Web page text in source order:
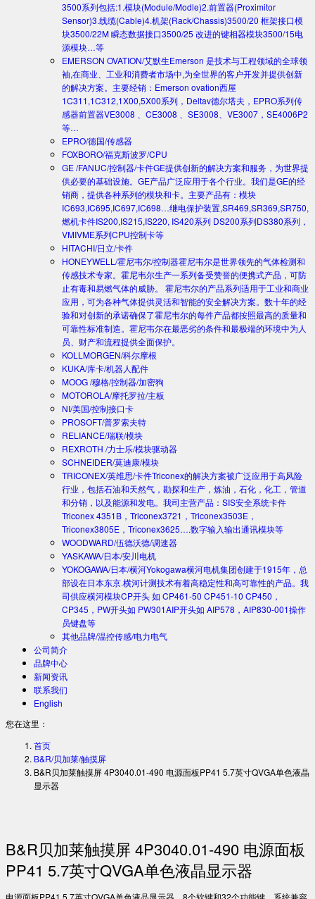
3500系列包括:1.模块(Module/Modle)2.前置器(Proximitor
Sensor)3.线缆(Cable)4.机架(Rack/Chassis)3500/20 框架接口模
块3500/22M 瞬态数据接口3500/25 改进的键相器模块3500/15电
源模块…等
EMERSON OVATION/艾默生Emerson 是技术与工程领域的全球领
袖,在商业、工业和消费者市场中,为全世界的客户开发并提供创新
的解决方案。主要经销：Emerson ovation西屋
1C311,1C312,1X00,5X00系列，Deltav德尔塔夫，EPRO系列传
感器前置器VE3008 、CE3008 、SE3008、VE3007，SE4006P2
等…
EPRO/德国/传感器
FOXBORO/福克斯波罗/CPU
GE /FANUC/控制器/卡件GE提供创新的解决方案和服务，为世界提
供必要的基础设施。GE产品广泛应用于各个行业。我们是GE的经
销商，提供各种系列的模块和卡。主要产品有：模块
IC693,IC695,IC697,IC698…继电保护装置,SR469,SR369,SR750,
燃机卡件IS200,IS215,IS220, IS420系列 DS200系列DS380系列，
VMIVME系列CPU控制卡等
HITACHI/日立/卡件
HONEYWELL/霍尼韦尔/控制器霍尼韦尔是世界领先的气体检测和
传感技术专家。霍尼韦尔生产一系列备受赞誉的便携式产品，可防
止有毒和易燃气体的威胁。 霍尼韦尔的产品系列适用于工业和商业
应用，可为各种气体提供灵活和智能的安全解决方案。数十年的经
验和对创新的承诺确保了霍尼韦尔的每件产品都按照最高的质量和
可靠性标准制造。霍尼韦尔在最恶劣的条件和最极端的环境中为人
员、财产和流程提供全面保护。
KOLLMORGEN/科尔摩根
KUKA/库卡/机器人配件
MOOG /穆格/控制器/加密狗
MOTOROLA/摩托罗拉/主板
NI/美国/控制接口卡
PROSOFT/普罗索夫特
RELIANCE/瑞联/模块
REXROTH /力士乐/模块驱动器
SCHNEIDER/莫迪康/模块
TRICONEX/英维思/卡件Triconex的解决方案被广泛应用于高风险
行业，包括石油和天然气，勘探和生产，炼油，石化，化工，管道
和分销，以及能源和发电。我司主营产品：SIS安全系统卡件
Triconex 4351B，Triconex3721，Triconex3503E，
Triconex3805E，Triconex3625….数字输入输出通讯模块等
WOODWARD/伍德沃德/调速器
YASKAWA/日本/安川电机
YOKOGAWA/日本/横河Yokogawa横河电机集团创建于1915年，总
部设在日本东京.横河计测技术有着高稳定性和高可靠性的产品。我
司供应横河模块CP开头 如 CP461-50 CP451-10 CP450，
CP345，PW开头如 PW301AIP开头如 AIP578，AIP830-001操作
员键盘等
其他品牌/温控传感/电力电气
公司简介
品牌中心
新闻资讯
联系我们
English
您在这里：
首页
B&R/贝加莱/触摸屏
B&R贝加莱触摸屏 4P3040.01-490 电源面板PP41 5.7英寸QVGA单色液晶
显示器
B&R贝加莱触摸屏 4P3040.01-490 电源面板
PP41 5.7英寸QVGA单色液晶显示器